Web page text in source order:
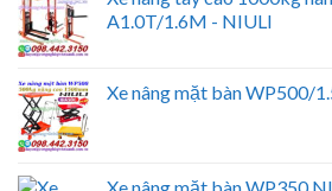
A1.0T/1.6M - NIULI
Xe nâng mặt bàn WP500/